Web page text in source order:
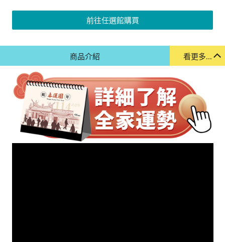
前往任選館購買
看更多...
商品介紹